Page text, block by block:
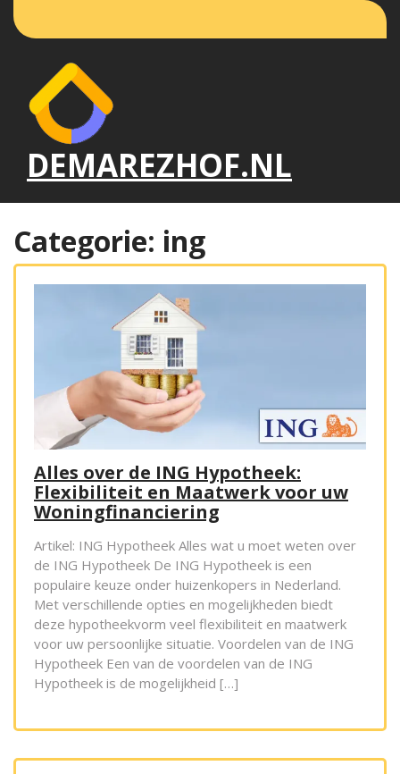
de
DEMAREZHOF.NL
Categorie: ing
Alles over de ING Hypotheek:
Flexibiliteit en Maatwerk voor uw
Woningfinanciering
Artikel: ING Hypotheek Alles wat u moet weten over
de ING Hypotheek De ING Hypotheek is een
populaire keuze onder huizenkopers in Nederland.
Met verschillende opties en mogelijkheden biedt
deze hypotheekvorm veel flexibiliteit en maatwerk
voor uw persoonlijke situatie. Voordelen van de ING
Hypotheek Een van de voordelen van de ING
Hypotheek is de mogelijkheid […]